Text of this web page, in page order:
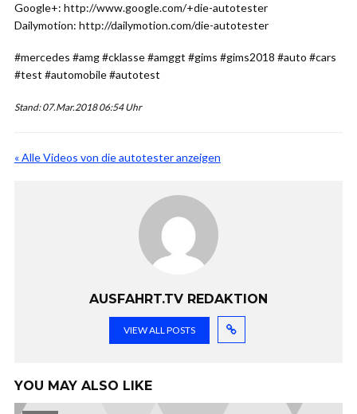
Google+: http://www.google.com/+die-autotester
Dailymotion: http://dailymotion.com/die-autotester
#mercedes #amg #cklasse #amggt #gims #gims2018 #auto #cars
#test #automobile #autotest
Stand: 07.Mar.2018 06:54 Uhr
« Alle Videos von die autotester anzeigen
AUSFAHRT.TV REDAKTION
VIEW ALL POSTS
YOU MAY ALSO LIKE